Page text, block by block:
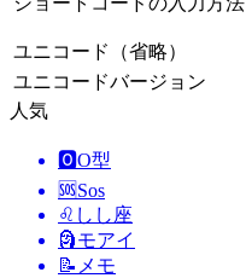
ユニコード（省略）
ユニコードバージョン
人気
🅾️O型
🆘Sos
♌ しし座
🗿モアイ
📝 メモ